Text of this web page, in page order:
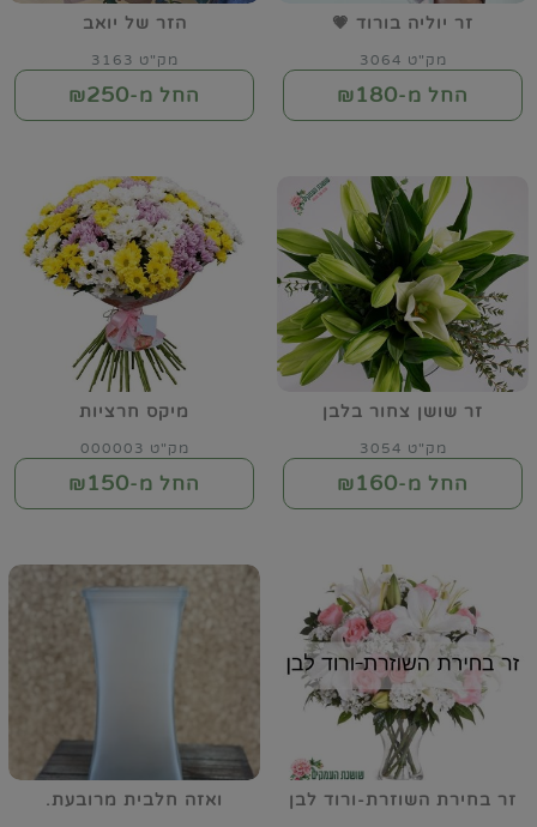
זר יוליה בורוד 💗
מק"ט 3064
החל מ-₪180
הזר של יואב
מק"ט 3163
החל מ-₪250
זר שושן צחור בלבן
מק"ט 3054
החל מ-₪160
מיקס חרציות
מק"ט 000003
החל מ-₪150
זר בחירת השוזרת-ורוד לבן ואזה חלבית מרובעת.